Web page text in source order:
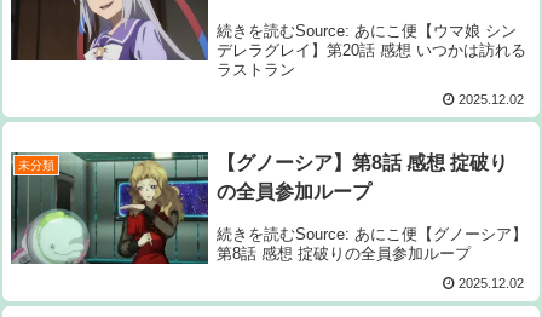
続きを読むSource: あにこ便【ウマ娘 シン
デレラグレイ】第20話 感想 いつかは訪れる
ラストラン
2025.12.02
未分類
【グノーシア】第8話 感想 掟破り
の全員参加ループ
続きを読むSource: あにこ便【グノーシア】
第8話 感想 掟破りの全員参加ループ
2025.12.02